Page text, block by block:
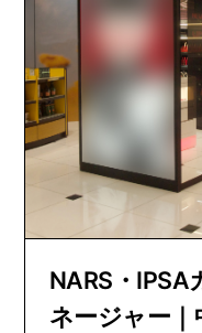
NARS・IPSA
ネージャー｜